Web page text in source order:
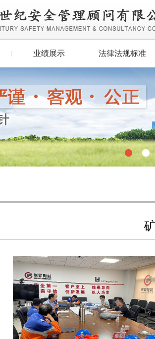
业绩展示 法律法规标准